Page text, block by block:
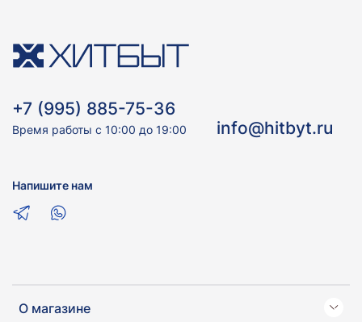
О магазине
+7 (995) 885-75-36
Время работы с 10:00 до 19:00 info@hitbyt.ru
Напишите нам